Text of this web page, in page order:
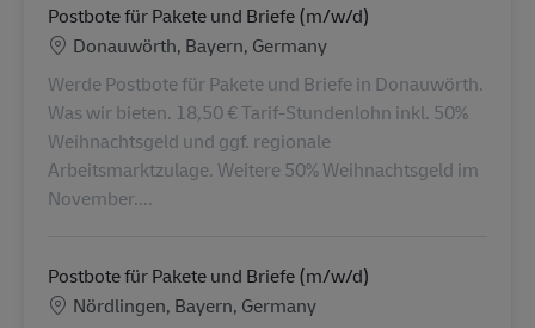
Postbote für Pakete und Briefe (m/w/d)
Location
Donauwörth, Bayern, Germany
Werde Postbote für Pakete und Briefe in Donauwörth.
Was wir bieten. 18,50 € Tarif-Stundenlohn inkl. 50%
Weihnachtsgeld und ggf. regionale
Arbeitsmarktzulage. Weitere 50% Weihnachtsgeld im
November....
Postbote für Pakete und Briefe (m/w/d)
Location
Nördlingen, Bayern, Germany